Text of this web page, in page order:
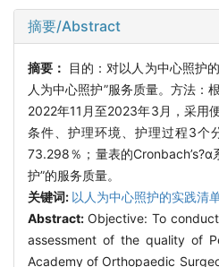
摘要/Abstract
摘要：
目的：对以人为中心照护
人为中心照护”服务质量。方法
2022年11月至2023年3月，采用
条件、护理环境、护理过程3个
73.298％；量表的
护”的服务质量。
关键词: 以人为中心照护的实践清
Abstract:Objective: To
assessment of the quality of
Academy of Orthopaedic